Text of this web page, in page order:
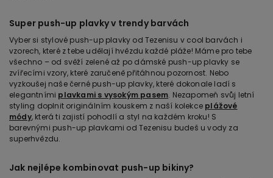
Super push-up plavky v trendy barvách
Vyber si stylové push-up plavky od Tezenisu v cool barvách i
vzorech, které z tebe udělají hvězdu každé pláže! Máme pro tebe
všechno – od svěží zelené až po dámské push-up plavky se
zvířecími vzory, které zaručeně přitáhnou pozornost. Nebo
vyzkoušej naše černé push-up plavky, které dokonale ladí s
elegantními plavkami s vysokým pasem. Nezapomeň svůj letní
styling doplnit originálním kouskem z naší kolekce plážové
módy, která ti zajistí pohodlí a styl na každém kroku! S
barevnými push-up plavkami od Tezenisu budeš u vody za
superhvězdu.
Jak nejlépe kombinovat push-up bikiny?